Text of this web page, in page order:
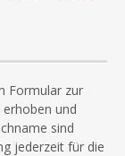
Formular zur
und
sind
jederzeit für die